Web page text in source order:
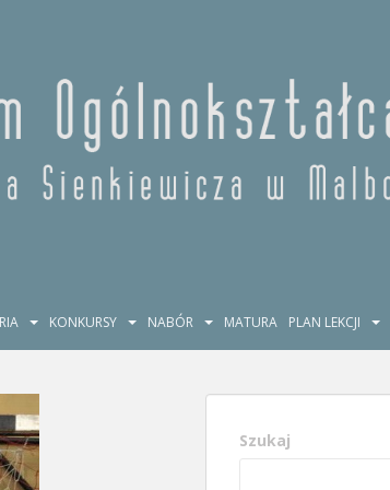
KONKURSY NABÓR MATURA PLAN LEKCJI
Szukaj